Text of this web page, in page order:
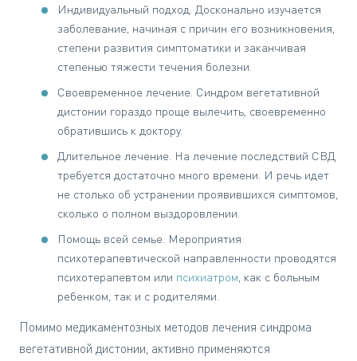
Индивидуальный подход. Досконально изучается
заболевание, начиная с причин его возникновения,
степени развития симптоматики и заканчивая
степенью тяжести течения болезни.
Своевременное лечение. Синдром вегетативной
дистонии гораздо проще вылечить, своевременно
обратившись к доктору.
Длительное лечение. На лечение последствий СВД
требуется достаточно много времени. И речь идет
не столько об устранении проявившихся симптомов,
сколько о полном выздоровлении.
Помощь всей семье. Мероприятия
психотерапевтической направленности проводятся
психотерапевтом или психиатром, как с больным
ребенком, так и с родителями.
Помимо медикаментозных методов лечения синдрома
вегетативной дистонии, активно применяются